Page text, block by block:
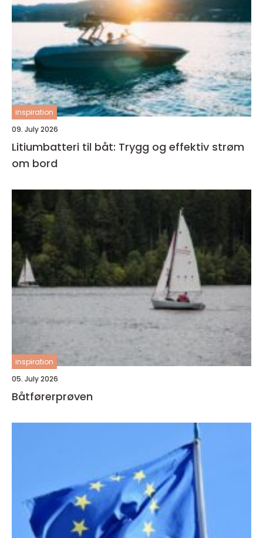
inspiration
09. July 2026
Litiumbatteri til båt: Trygg og effektiv strøm
om bord
inspiration
05. July 2026
Båtførerprøven